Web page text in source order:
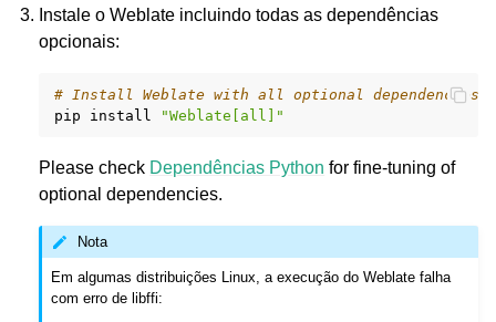
Instale o Weblate incluindo todas as dependências
opcionais:
# Install Weblate with all optional dependencies
pip
install "Weblate[all]"
Please check Dependências Python for fine-tuning of
optional dependencies.
Nota
Em algumas distribuições Linux, a execução do Weblate falha
com erro de libffi: